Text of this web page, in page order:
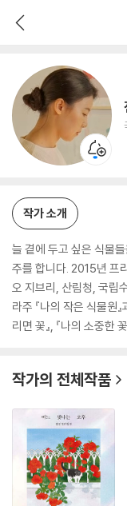
가
작가 소개
늘 곁에 두고 싶은 식물
주를 합니다. 2015년 프
오 지브리, 산림청, 국립
라주 『나의 작은 식물원
리면 꽃』, 『나의 소중한
작가의 전체작품